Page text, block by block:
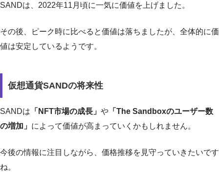
SANDは、2022年11月頃に一気に価値を上げました。
その後、ピーク時に比べると価値は落ちましたが、全体的に価
値は安定しているようです。
仮想通貨SANDの将来性
SANDは 「NFT市場の成長」 や 「The Sandboxのユーザー数
の増加」 によって価値が高まっていくかもしれません。
今後の情報に注目しながら、価格推移を見守っていきたいです
ね。